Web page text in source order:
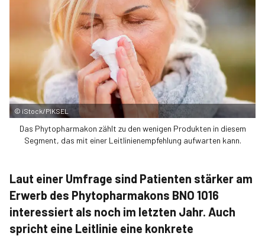
© iStock/PIKSEL
Das Phytopharmakon zählt zu den wenigen Produkten in diesem
Segment, das mit einer Leitlinienempfehlung aufwarten kann.
Laut einer Umfrage sind Patienten stärker am
Erwerb des Phytopharmakons BNO 1016
interessiert als noch im letzten Jahr. Auch
spricht eine Leitlinie eine konkrete